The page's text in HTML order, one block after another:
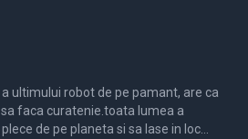
ca
faca curatenie.toata lumea a
de pe planeta si sa lase in loc